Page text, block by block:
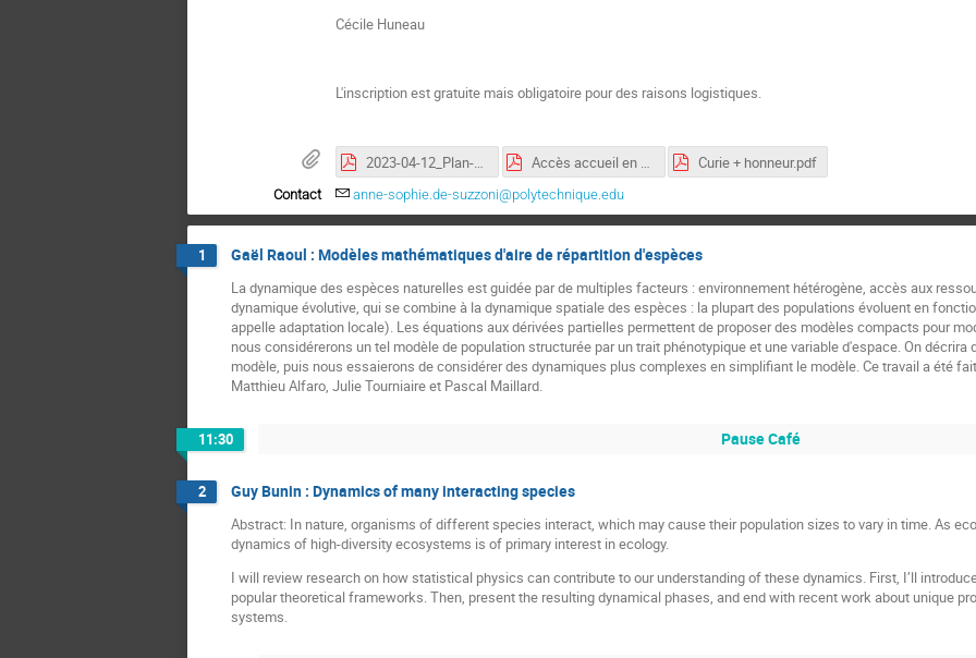
Cécile Huneau
L'inscription est gratuite mais obligatoire pour des raisons logistiques.
2023-04-12_Plan-Masse-General_Projets_en_cours-A0-1-2000.pdf Accès accueil en voiture et par transport copie.pdf Curie + honneur.pdf
Contact anne-sophie.de-suzzoni@polytechnique.edu
1 Gaël Raoul : Modèles mathématiques d'aire de répartition d'espèces
La dynamique des espèces naturelles est guidée par de multiples facteurs : environnement hétérogène, accès aux
dynamique évolutive, qui se combine à la dynamique spatiale des espèces : la plupart des populations évoluent en
appelle adaptation locale). Les équations aux dérivées partielles permettent de proposer des modèles compacts pour
nous considérerons un tel modèle de population structurée par un trait phénotypique et une variable d'espace. On
modèle, puis nous essaierons de considérer des dynamiques plus complexes en simplifiant le modèle. Ce travail a été
Matthieu Alfaro, Julie Tourniaire et Pascal Maillard.
11:30 Pause Café
2 Guy Bunin : Dynamics of many interacting species
Abstract: In nature, organisms of different species interact, which may cause their population sizes to vary in time. As
dynamics of high-diversity ecosystems is of primary interest in ecology.
I will review research on how statistical physics can contribute to our understanding of these dynamics. First, I’ll
popular theoretical frameworks. Then, present the resulting dynamical phases, and end with recent work about unique
systems.